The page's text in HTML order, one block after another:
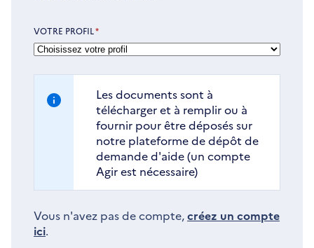
VOTRE PROFIL *
Les documents sont à
télécharger et à remplir ou à
fournir pour être déposés sur
notre plateforme de dépôt de
demande d'aide (un compte
Agir est nécessaire)
Vous n'avez pas de compte,créez un compte
ici.